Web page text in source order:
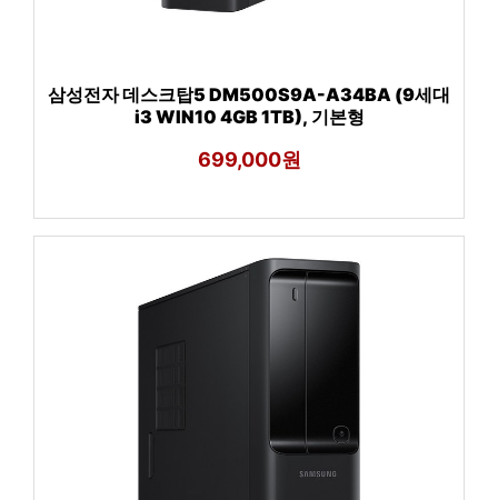
삼성전자 데스크탑5 DM500S9A-A34BA (9세대
i3 WIN10 4GB 1TB), 기본형
699,000원